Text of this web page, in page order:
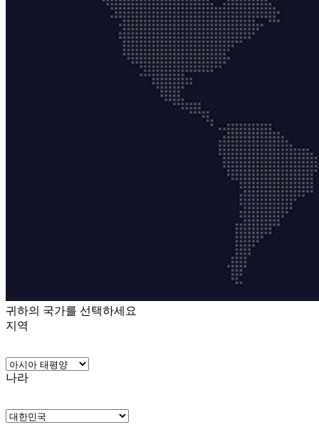
귀하의 국가를 선택하세요
지역
나라